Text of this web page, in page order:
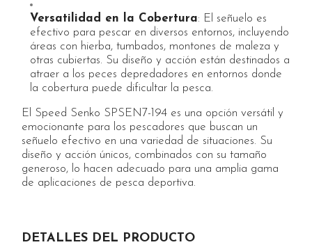
Versatilidad en la Cobertura: El señuelo es
efectivo para pescar en diversos entornos, incluyendo
áreas con hierba, tumbados, montones de maleza y
otras cubiertas. Su diseño y acción están destinados a
atraer a los peces depredadores en entornos donde
la cobertura puede dificultar la pesca.
El Speed Senko SPSEN7-194 es una opción versátil y
emocionante para los pescadores que buscan un
señuelo efectivo en una variedad de situaciones. Su
diseño y acción únicos, combinados con su tamaño
generoso, lo hacen adecuado para una amplia gama
de aplicaciones de pesca deportiva.
DETALLES DEL PRODUCTO